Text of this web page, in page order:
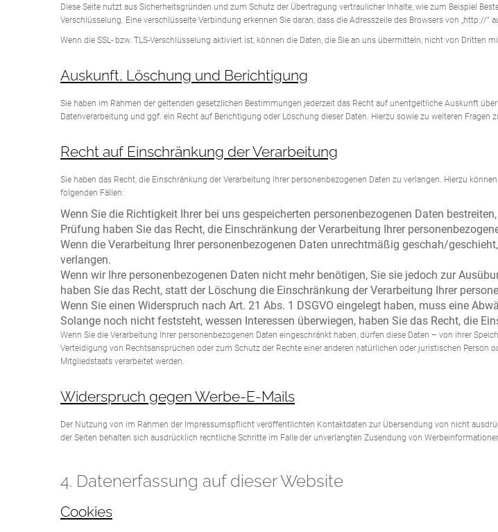
Diese Seite nutzt aus Sicherheitsgründen und zum Schutz der Übertragung vertraulicher Inhalte, wie zum Beispiel
Verschlüsselung. Eine verschlüsselte Verbindung erkennen Sie daran, dass die Adresszeile des Browsers von „http://
Wenn die SSL- bzw. TLS-Verschlüsselung aktiviert ist, können die Daten, die Sie an uns übermitteln, nicht von Dritten
Auskunft, Löschung und Berichtigung
Sie haben im Rahmen der geltenden gesetzlichen Bestimmungen jederzeit das Recht auf unentgeltliche Auskunft
Datenverarbeitung und ggf. ein Recht auf Berichtigung oder Löschung dieser Daten. Hierzu sowie zu weiteren
Recht auf Einschränkung der Verarbeitung
Sie haben das Recht, die Einschränkung der Verarbeitung Ihrer personenbezogenen Daten zu verlangen. Hierzu
folgenden Fällen:
Wenn Sie die Richtigkeit Ihrer bei uns gespeicherten personenbezogenen Daten
Prüfung haben Sie das Recht, die Einschränkung der Verarbeitung Ihrer
Wenn die Verarbeitung Ihrer personenbezogenen Daten unrechtmäßig geschah/
verlangen.
Wenn wir Ihre personenbezogenen Daten nicht mehr benötigen, Sie sie jedoch zur
haben Sie das Recht, statt der Löschung die Einschränkung der Verarbeitung Ihrer
Wenn Sie einen Widerspruch nach Art. 21 Abs. 1 DSGVO eingelegt haben, muss eine
Solange noch nicht feststeht, wessen Interessen überwiegen, haben Sie das Recht, die
Wenn Sie die Verarbeitung Ihrer personenbezogenen Daten eingeschränkt haben, dürfen diese Daten – von ihrer
Verteidigung von Rechtsansprüchen oder zum Schutz der Rechte einer anderen natürlichen oder juristischen
Mitgliedstaats verarbeitet werden.
Widerspruch gegen Werbe-E-Mails
Der Nutzung von im Rahmen der Impressumspflicht veröffentlichten Kontaktdaten zur Übersendung von nicht
der Seiten behalten sich ausdrücklich rechtliche Schritte im Falle der unverlangten Zusendung von
4. Datenerfassung auf dieser Website
Cookies